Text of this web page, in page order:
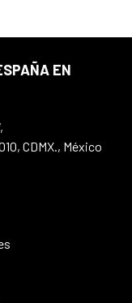
EN
CDMX., México